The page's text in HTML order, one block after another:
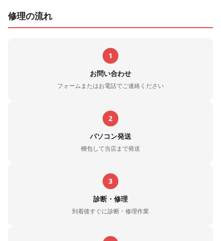
修理の流れ
1
お問い合わせ
フォームまたはお電話でご連絡ください
2
パソコン発送
梱包して当店まで発送
3
診断・修理
到着後すぐに診断・修理作業